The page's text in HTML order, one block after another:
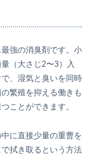
強の消臭剤です。小
（大さじ2〜3）入
、湿気と臭いを同時
繁殖を抑える働きも
ことができます。
に直接少量の重曹を
拭き取るという方法